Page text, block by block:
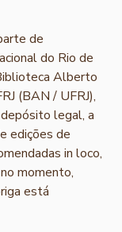
de
do Rio de
Alberto
(BAN / UFRJ),
legal, a
edições de
in loco,
momento,
está